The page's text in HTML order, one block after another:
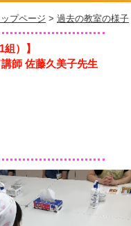
プページ > 過去の教室の様子
）】
師 佐藤久美子先生